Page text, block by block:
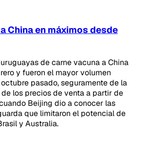
China en máximos desde
de carne vacuna a China
y fueron el mayor volumen
pasado, seguramente de la
los precios de venta a partir de
Beijing dio a conocer las
que limitaron el potencial de
y Australia.